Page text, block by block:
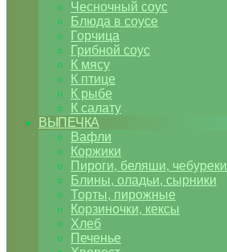
Чесночный соус
Блюда в соусе
Горчица
Грибной соус
К мясу
К птице
К рыбе
К салату
ВЫПЕЧКА
Вафли
Коржики
Пироги, беляши, чебуреки
Блины, оладьи, сырники
Торты, пирожные
Корзиночки, кексы
Хлеб
Печенье